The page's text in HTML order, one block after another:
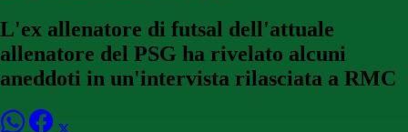
L'ex allenatore di futsal dell'attuale
allenatore del PSG ha rivelato alcuni
aneddoti in un'intervista rilasciata a RMC